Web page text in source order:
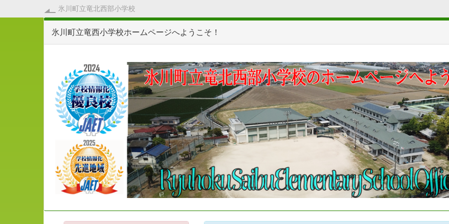
氷川町立竜北西部小学校
氷川町立竜西小学校ホームページへようこそ！